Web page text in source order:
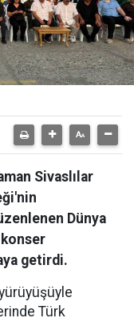
Sivaslılar
Dünya
getirdi.
Türk